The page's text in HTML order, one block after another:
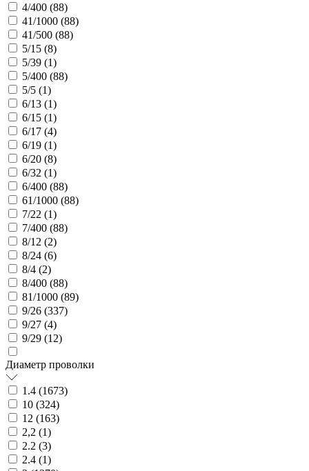
4/400 (88)
41/1000 (88)
41/500 (88)
5/15 (8)
5/39 (1)
5/400 (88)
5/5 (1)
6/13 (1)
6/15 (1)
6/17 (4)
6/19 (1)
6/20 (8)
6/32 (1)
6/400 (88)
61/1000 (88)
7/22 (1)
7/400 (88)
8/12 (2)
8/24 (6)
8/4 (2)
8/400 (88)
81/1000 (89)
9/26 (337)
9/27 (4)
9/29 (12)
Диаметр проволки
1.4 (1673)
10 (324)
12 (163)
2,2 (1)
2.2 (3)
2.4 (1)